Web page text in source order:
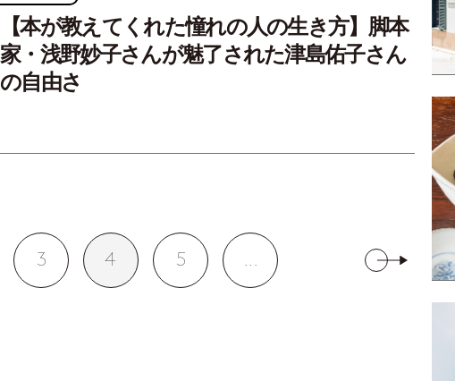
【本が教えてくれた憧れの人の生き方】脚本
家・浅野妙子さんが魅了された津島佑子さん
の自由さ
3 4 5 ...